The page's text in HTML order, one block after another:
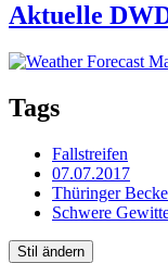
Aktuelle
Tags
Fallstreifen
07.07.2017
Thüringer Becke
Schwere
Stil ändern